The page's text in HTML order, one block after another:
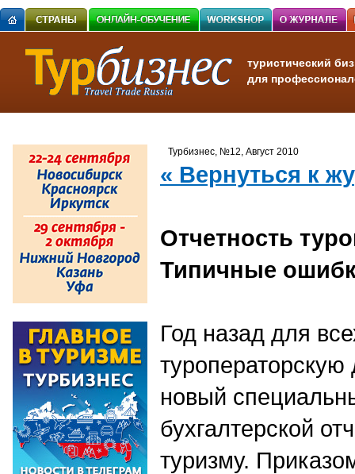
туристический
для
Турбизнес, №12, Август 2010
« Вернуться к
Отчетность
Типичные
Год назад для
новый
бухгалтерской
туризму.